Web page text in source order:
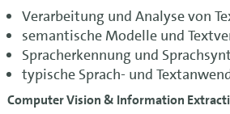
Verarbeitung und Analyse von
semantische Modelle und
Spracherkennung und
typische Sprach- und
Computer Vision & Information